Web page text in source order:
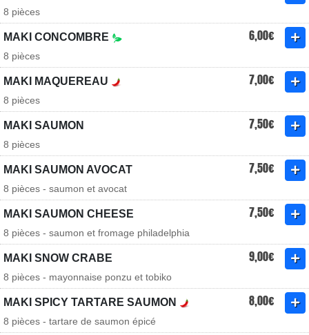
8 pièces
MAKI CONCOMBRE 6,00€
8 pièces
MAKI MAQUEREAU 7,00€
8 pièces
MAKI SAUMON 7,50€
8 pièces
MAKI SAUMON AVOCAT 7,50€
8 pièces - saumon et avocat
MAKI SAUMON CHEESE 7,50€
8 pièces - saumon et fromage philadelphia
MAKI SNOW CRABE 9,00€
8 pièces - mayonnaise ponzu et tobiko
MAKI SPICY TARTARE SAUMON 8,00€
8 pièces - tartare de saumon épicé